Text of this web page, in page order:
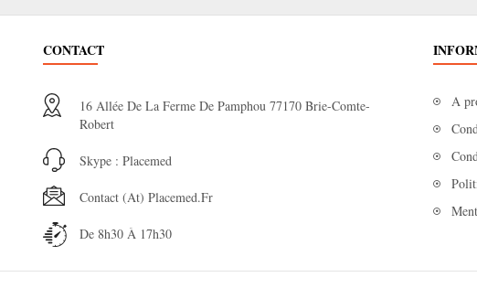
CONTACT
16 Allée De La Ferme De Pamphou 77170 Brie-Comte-
Robert
Skype : Placemed
Contact (at) Placemed.fr
De 8h30 À 17h30
A